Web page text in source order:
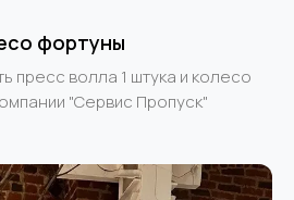
фортуны
пресс волла 1 штука и колесо
"Сервис Пропуск"